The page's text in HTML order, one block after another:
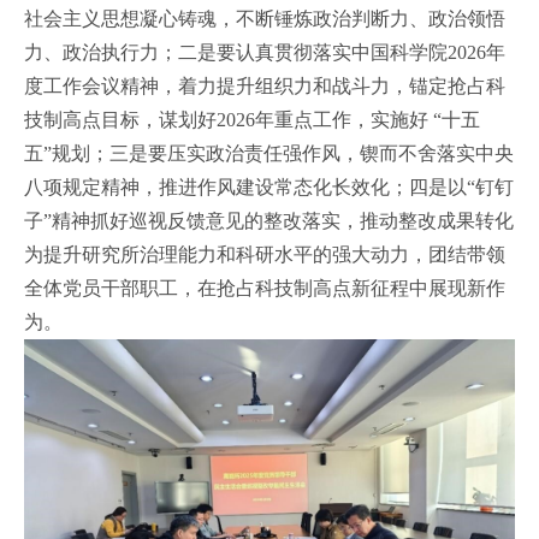
社会主义思想凝心铸魂，不断锤炼政治判断力、政治领悟
力、政治执行力；二是要认真贯彻落实中国科学院2026年
度工作会议精神，着力提升组织力和战斗力，锚定抢占科
技制高点目标，谋划好2026年重点工作，实施好 “十五
五”规划；三是要压实政治责任强作风，锲而不舍落实中央
八项规定精神，推进作风建设常态化长效化；四是以“钉钉
子”精神抓好巡视反馈意见的整改落实，推动整改成果转化
为提升研究所治理能力和科研水平的强大动力，团结带领
全体党员干部职工，在抢占科技制高点新征程中展现新作
为。